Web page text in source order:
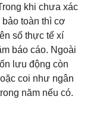
khi chưa xác
toàn thì cơ
số thực tế xí
báo cáo. Ngoài
lưu động còn
coi như ngân
năm nếu có.